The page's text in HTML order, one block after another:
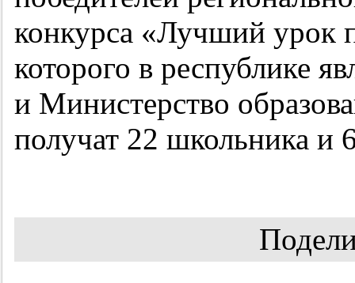
конкурса «Лучший урок
которого в республике
и Министерство
получат 22 школьника и